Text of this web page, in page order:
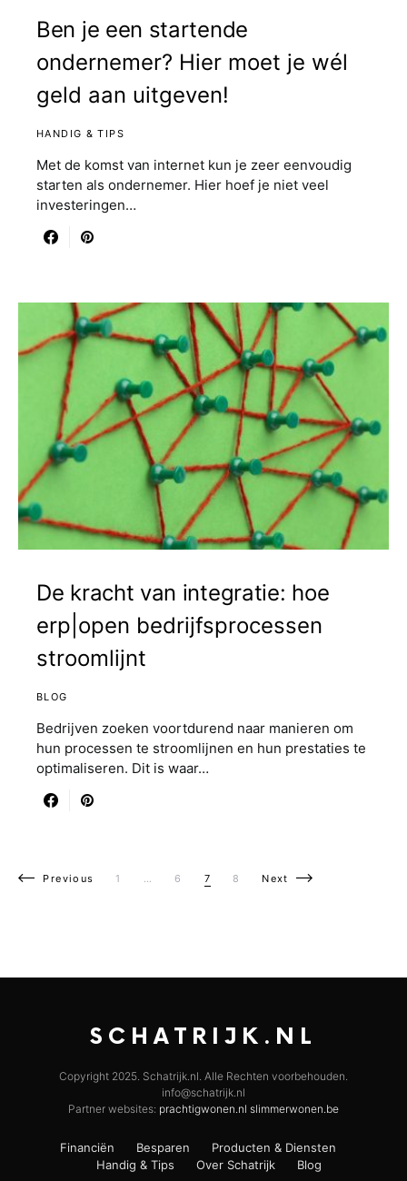
Ben je een startende
ondernemer? Hier moet je wél
geld aan uitgeven!
HANDIG & TIPS
Met de komst van internet kun je zeer eenvoudig
starten als ondernemer. Hier hoef je niet veel
investeringen…
De kracht van integratie: hoe
erp|open bedrijfsprocessen
stroomlijnt
BLOG
Bedrijven zoeken voortdurend naar manieren om
hun processen te stroomlijnen en hun prestaties te
optimaliseren. Dit is waar…
Berichten paginering
Previous 1 6 7 8 Next
SCHATRIJK.NL
Copyright 2025. Schatrijk.nl. Alle Rechten voorbehouden.
info@schatrijk.nl
Partner websites: prachtigwonen.nl slimmerwonen.be
Financiën Besparen
Producten & Diensten
Handig & Tips
Over Schatrijk Blog